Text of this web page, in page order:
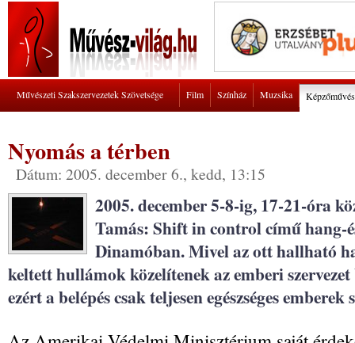
Művészeti Szakszervezetek Szövetsége Film Színház Muzsika
Nyomás a térben
Dátum: 2005. december 6., kedd, 13:15
2005. december 5-8-ig, 17-21-óra
Tamás: Shift in control című hang-
Dinamóban. Mivel az ott hallható
keltett hullámok közelítenek az emberi
ezért a belépés csak teljesen egészséges